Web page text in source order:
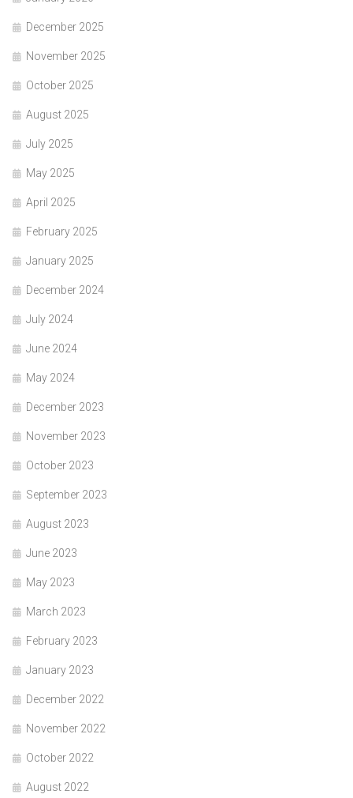
December 2025
November 2025
October 2025
August 2025
July 2025
May 2025
April 2025
February 2025
January 2025
December 2024
July 2024
June 2024
May 2024
December 2023
November 2023
October 2023
September 2023
August 2023
June 2023
May 2023
March 2023
February 2023
January 2023
December 2022
November 2022
October 2022
August 2022